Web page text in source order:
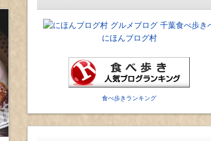
にほんブログ村
食べ歩きランキング